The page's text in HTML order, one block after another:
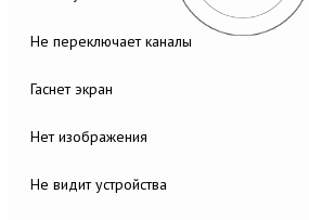
Не переключает каналы
Гаснет экран
Нет изображения
Не видит устройства